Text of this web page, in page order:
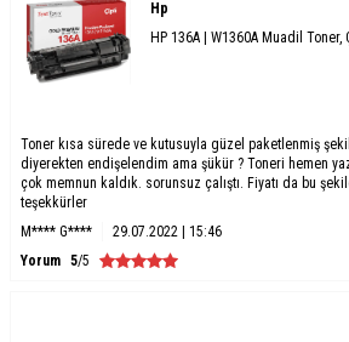
Hp
HP 136A | W1360A Muadil Toner,
Toner kısa sürede ve kutusuyla güzel paketlenmiş
diyerekten endişelendim ama şükür ? Toneri hemen
çok memnun kaldık. sorunsuz çalıştı. Fiyatı da bu
teşekkürler
M**** G****
29.07.2022 | 15:46
Yorum 5/5